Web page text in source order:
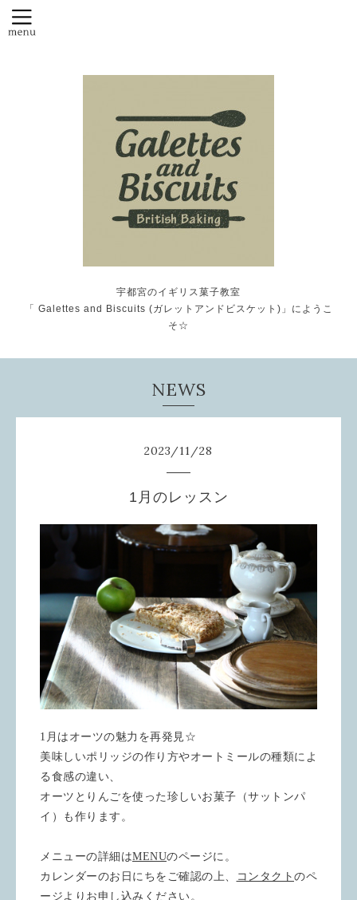
宇都宮のイギリス菓子教室
「 Galettes and Biscuits (ガレットアンドビスケット)」にようこ
そ☆
NEWS
2023/11/28
1月のレッスン
1月はオーツの魅力を再発見☆
美味しいポリッジの作り方やオートミールの種類によ
る食感の違い、
オーツとりんごを使った珍しいお菓子（サットンパ
イ）も作ります。
メニューの詳細はMENUのページに。
カレンダーのお日にちをご確認の上、
コンタクト のペ
ージよりお申し込みください。